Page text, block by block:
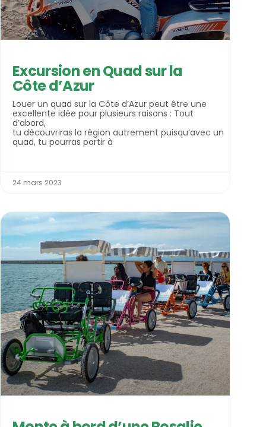
Excursion en Quad sur la
Côte d’Azur
Louer un quad sur la Côte d’Azur peut être une
excellente idée pour plusieurs raisons : Tout
d’abord,
tu découvriras la région autrement puisqu’avec un
quad, tu pourras partir à
24 mars 2023